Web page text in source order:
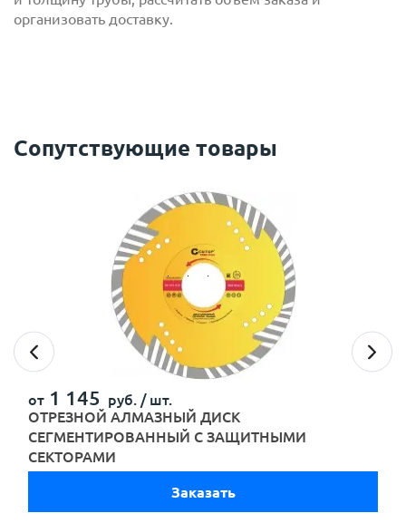
организовать доставку.
политикой обработки персональных данных
ознакомлен(-а) и даю
согласие
на обработку
персональных данных
с политикой конфиденциальности ознакомлен(-а)
и даю согласие
Сопутствующие товары
от 1 145 руб. / шт.
ОТРЕЗНОЙ АЛМАЗНЫЙ ДИСК
СЕГМЕНТИРОВАННЫЙ С ЗАЩИТНЫМИ
СЕКТОРАМИ
Заказать